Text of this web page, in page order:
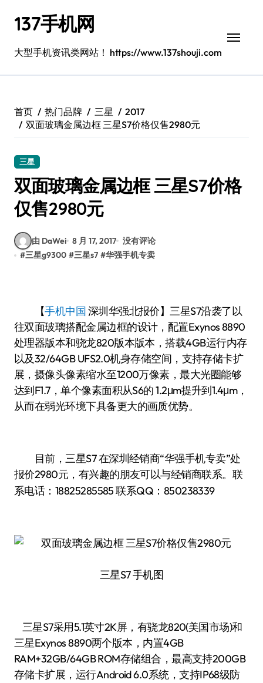
137手机网
大型手机资讯类网站！ https://www.137shouji.com
首页 热门品牌 三星
2017
双面玻璃金属边框 三星S7价格仅售2980元
三星
双面玻璃金属边框 三星S7价格
仅售2980元
由 DaWei 8 月 17, 2017 没有评论
#三星g9300 #三星s7 #华强手机专卖
【手机中国深圳华强北报价】三星S7沿袭了以
往双面玻璃搭配金属边框的设计，配置Exynos 8890
处理器版本和骁龙820版本版本，搭载4GB运行内存
以及32/64GB UFS2.0机身存储空间，支持存储卡扩
展，摄像头像素缩水至1200万像素，最大光圈能够
达到F1.7，单个像素面积从S6的 1.2μm提升到1.4μm，
从而在弱光环境下具备更大的画质优势。
目前，三星S7 在深圳经销商“华强手机专卖”处
报价2980元， 有兴趣的朋友可以与经销商联系。联
系电话： 18825285585联系QQ：850238339
三星S7 手机图
三星S7采用5.1英寸2K屏，有骁龙820(美国市场)和
三星Exynos 8890两个版本，内置4GB
RAM+32GB/64GB ROM存储组合，最高支持200GB
存储卡扩展，运行Android 6.0系统，支持IP68级防